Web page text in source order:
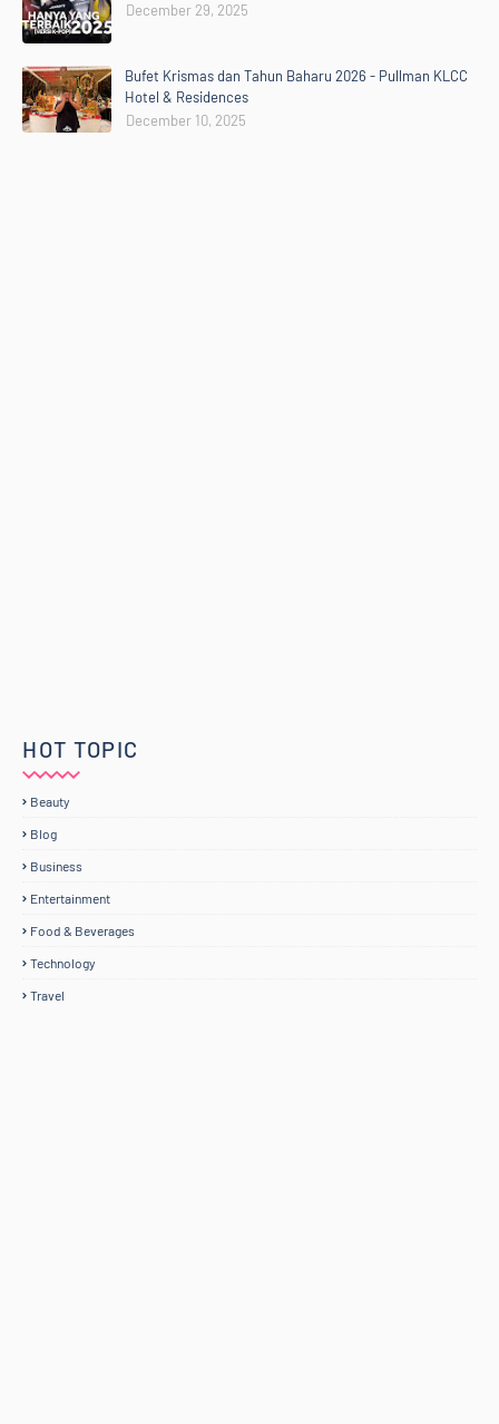
December 29, 2025
Bufet Krismas dan Tahun Baharu 2026 - Pullman KLCC
Hotel & Residences
December 10, 2025
HOT TOPIC
Beauty
Blog
Business
Entertainment
Food & Beverages
Technology
Travel